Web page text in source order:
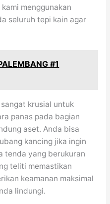
menggunakan
seluruh tepi kain agar
#1
krusial untuk
panas pada bagian
aset. Anda bisa
kancing jika ingin
tenda yang berukuran
teliti memastikan
keamanan maksimal
lindungi.